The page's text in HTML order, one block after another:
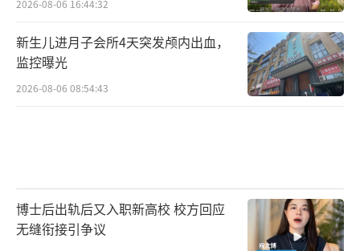
2026-08-06 16:44:32
新生儿进月子会所4天突发颅内出血，
监控曝光
2026-08-06 08:54:43
博士后出轨后又入职新高校 校方回应
无缝衔接引争议